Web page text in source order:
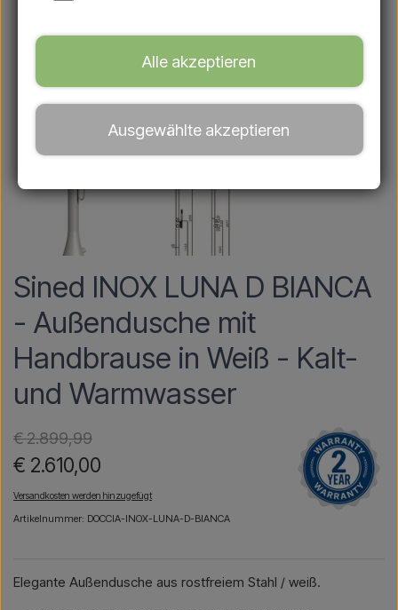
Sined INOX LUNA D BIANCA
- Außendusche mit
Handbrause in Weiß - Kalt-
und Warmwasser
€ 2.899,99
€ 2.610,00
Versandkosten werden hinzugefügt
Artikelnummer: DOCCIA-INOX-LUNA-D-BIANCA
Elegante Außendusche aus rostfreiem Stahl / weiß.
Alle akzeptieren
Ausgewählte akzeptieren